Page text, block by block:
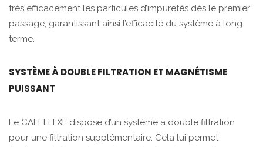
très efficacement les particules d’impuretés dès le premier
passage, garantissant ainsi l’efficacité du système à long
terme.
SYSTÈME À DOUBLE FILTRATION ET MAGNÉTISME
PUISSANT
Le CALEFFI XF dispose d’un système à double filtration
pour une filtration supplémentaire. Cela lui permet